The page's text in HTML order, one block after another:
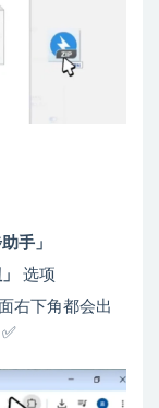
手」
选项
右下角都会出